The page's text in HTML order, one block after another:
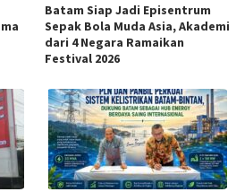
Batam Siap Jadi Episentrum
Sepak Bola Muda Asia, Akademi
dari 4 Negara Ramaikan
Festival 2026